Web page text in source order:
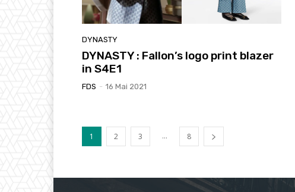
DYNASTY
DYNASTY : Fallon’s logo print blazer
in S4E1
FDS - 16 Mai 2021
1 2 3 ... 8